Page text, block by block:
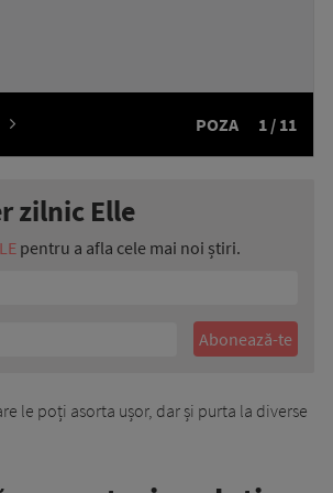
POZA 1 / 11
zilnic Elle
pentru a afla cele mai noi știri.
le poți asorta ușor, dar și purta la diverse